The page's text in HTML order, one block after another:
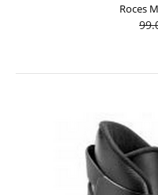
Detské ľadové korčule
Roces